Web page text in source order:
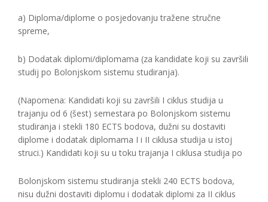
a) Diploma/diplome o posjedovanju tražene stručne
spreme,
b) Dodatak diplomi/diplomama (za kandidate koji su završili
studij po Bolonjskom sistemu studiranja).
(Napomena: Kandidati koji su završili I ciklus studija u
trajanju od 6 (šest) semestara po Bolonjskom sistemu
studiranja i stekli 180 ECTS bodova, dužni su dostaviti
diplome i dodatak diplomama I i II ciklusa studija u istoj
struci.) Kandidati koji su u toku trajanja I ciklusa studija po
Bolonjskom sistemu studiranja stekli 240 ECTS bodova,
nisu dužni dostaviti diplomu i dodatak diplomi za II ciklus